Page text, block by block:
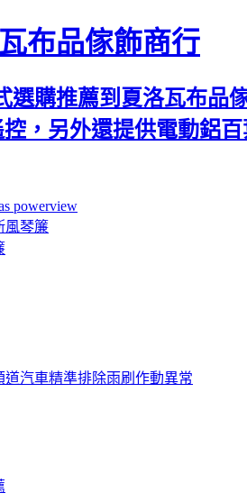
布品傢飾商行
選購推薦到夏洛瓦布品
，另外還提供電動鋁
powerview
風琴簾
道汽車精準排除雨刷作動異常